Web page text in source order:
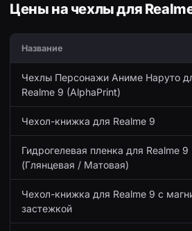
Цены на чехлы для
Название
Чехлы Персонажи Аниме Наруто
Realme 9 (AlphaPrint)
Чехол-книжка для Realme 9
Гидрогелевая пленка для Realme 9
(Глянцевая / Матовая)
Чехол-книжка для Realme 9 с
застежкой